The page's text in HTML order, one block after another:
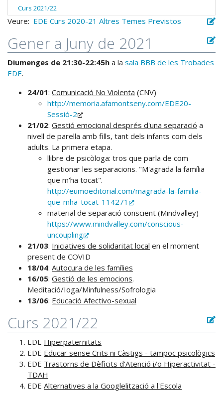
Curs 2021/22
Veure: EDE Curs 2020-21 Altres Temes Previstos
Gener a Juny de 2021
Diumenges de 21:30-22:45h a la sala BBB de les Trobades
EDE.
24/01: Comunicació No Violenta (CNV)
http://memoria.afamontseny.com/EDE20-
Sessió-2
21/02: Gestió emocional després d'una separació a
nivell de parella amb fills, tant dels infants com dels
adults. La primera etapa.
llibre de psicòloga: tros que parla de com
gestionar les separacions. "M'agrada la família
que m'ha tocat".
http://eumoeditorial.com/magrada-la-familia-
que-mha-tocat-114271
material de separació conscient (Mindvalley)
https://www.mindvalley.com/conscious-
uncoupling
21/03: Iniciatives de solidaritat local en el moment
present de COVID
18/04: Autocura de les famílies
16/05: Gestió de les emocions.
Meditació/Ioga/Minfulness/Sofrologia
13/06: Educació Afectivo-sexual
Curs 2021/22
EDE Hiperpaternitats
EDE Educar sense Crits ni Càstigs - tampoc psicològics
EDE Trastorns de Dèficits d'Atenció i/o Hiperactivitat -
TDAH
EDE Alternatives a la Googlelització a l'Escola